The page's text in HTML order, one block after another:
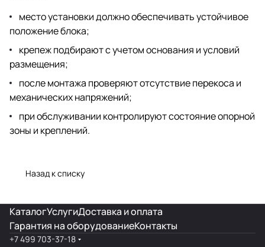
место установки должно обеспечивать устойчивое
положение блока;
крепеж подбирают с учетом основания и условий
размещения;
после монтажа проверяют отсутствие перекоса и
механических напряжений;
при обслуживании контролируют состояние опорной
зоны и креплений.
Назад к списку
КаталогУслугиДоставка и оплата
Гарантия на оборудованиеКонтакты
+7 499 703-37-18